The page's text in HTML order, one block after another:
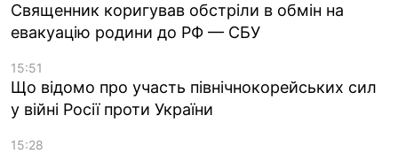
Священник коригував обстріли в обмін на
евакуацію родини до РФ — СБУ
15:51
Що відомо про участь північнокорейських сил
у війні Росії проти України
15:28